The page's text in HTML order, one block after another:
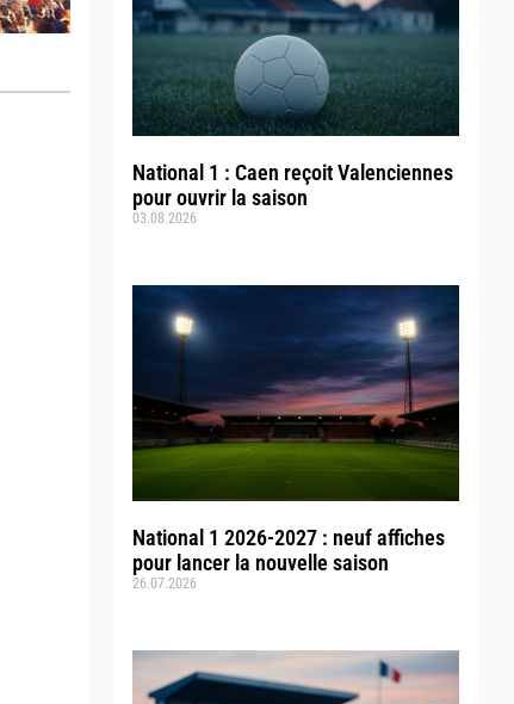
National 1 : Caen reçoit Valenciennes
pour ouvrir la saison
03.08.2026
National 1 2026-2027 : neuf affiches
pour lancer la nouvelle saison
26.07.2026